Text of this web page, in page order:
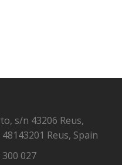
s/n 43206 Reus,
43201 Reus, Spain
027